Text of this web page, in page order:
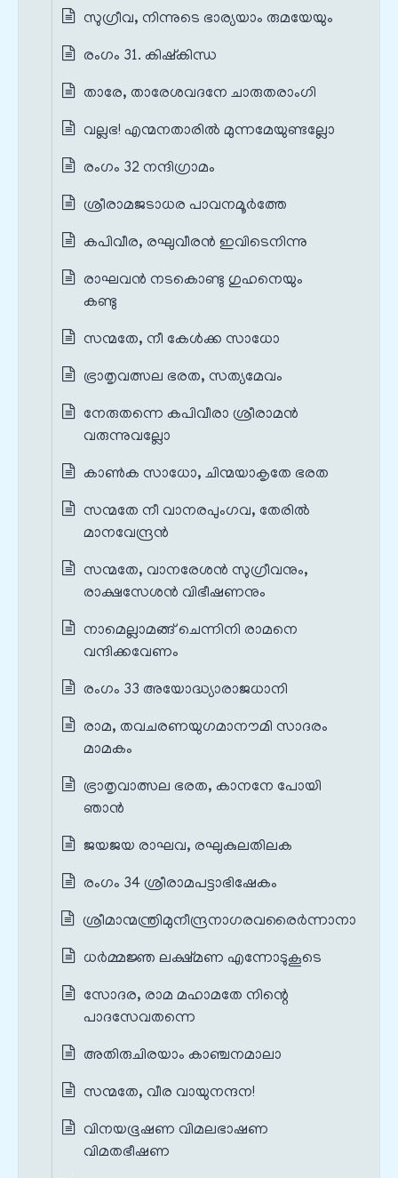
സുഗ്രീവ, നിന്നുടെ ഭാര്യയാം രുമയേയും
രംഗം 31. കിഷ്കിന്ധ
താരേ, താരേശവദനേ ചാരുതരാംഗി
വല്ലഭ! എന്മനതാരിൽ മുന്നമേയുണ്ടല്ലോ
രംഗം 32 നന്ദിഗ്രാമം
ശ്രീരാമജടാധര പാവനമൂർത്തേ
കപിവീര, രഘുവീരൻ ഇവിടെനിന്നു
രാഘവൻ നടകൊണ്ടു ഗുഹനെയും
കണ്ടു
സന്മതേ, നീ കേൾക്ക സാധോ
ഭ്രാതൃവത്സല ഭരത, സത്യമേവം
നേരുതന്നെ കപിവീരാ ശ്രീരാമൻ
വരുന്നുവല്ലോ
കാൺക സാധോ, ചിന്മയാകൃതേ ഭരത
സന്മതേ നീ വാനരപുംഗവ, തേരിൽ
മാനവേന്ദ്രൻ
സന്മതേ, വാനരേശൻ സുഗ്രീവനും,
രാക്ഷസേശൻ വിഭീഷണനും
നാമെല്ലാമങ്ങ് ചെന്നിനി രാമനെ
വന്ദിക്കവേണം
രംഗം 33 അയോദ്ധ്യാരാജധാനി
രാമ, തവചരണയുഗമാനൗമി സാദരം
മാമകം
ഭ്രാതൃവാത്സല ഭരത, കാനനേ പോയി
ഞാൻ
ജയജയ രാഘവ, രഘുകുലതിലക
രംഗം 34 ശ്രീരാമപട്ടാഭിഷേകം
ശ്രീമാന്മന്ത്രിമുനീന്ദ്രനാഗരവരൈർന്നാനാ
ധർമ്മജ്ഞ ലക്ഷ്മണ എന്നോടുകൂടെ
സോദര, രാമ മഹാമതേ നിന്റെ
പാദസേവതന്നെ
അതിരുചിരയാം കാഞ്ചനമാലാ
സന്മതേ, വീര വായുനന്ദന!
വിനയഭൂഷണ വിമലഭാഷണ
വിമതഭീഷണ